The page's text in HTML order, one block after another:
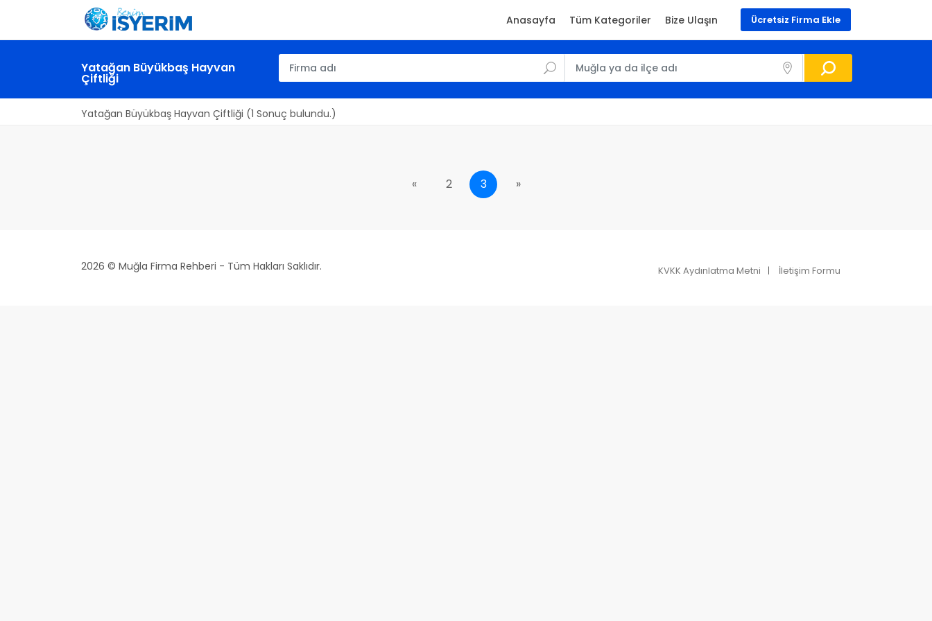
Ücretsiz Firma Ekle
Anasayfa Tüm Kategoriler Bize Ulaşın
Yatağan Büyükbaş Hayvan
Çiftliği
Yatağan Büyükbaş Hayvan Çiftliği (1 Sonuç bulundu.)
« 2 3 »
2026 © Muğla Firma Rehberi - Tüm Hakları Saklıdır. KVKK Aydınlatma Metni İletişim Formu